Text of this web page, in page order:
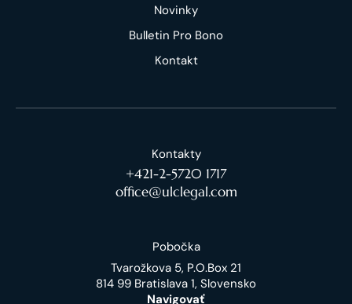
Novinky
Bulletin Pro Bono
Kontakt
Kontakty
+421-2-5720 1717
office@ulclegal.com
Pobočka
Tvarožkova 5, P.O.Box 21
814 99 Bratislava 1, Slovensko
Navigovať